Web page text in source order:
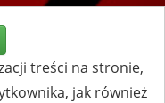
treści na stronie,
jak również